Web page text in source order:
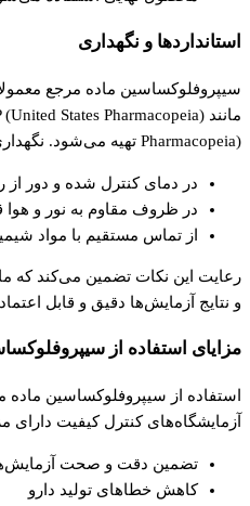
استانداردها و نگهداری
سیپروفلوکساسین ماده مرجع
Pharmacopeia) تهیه می‌شود. نگهداری صحیح آن بسیار مهم است:
در دمای کنترل‌ شده و دور
در ظروف مقاوم به نور و هوا
از تماس مستقیم با مواد
رعایت این نکات تضمین می‌کند که
و نتایج آزمایش‌ها دقیق و قابل
مزایای استفاده از
استفاده از سیپروفلوکساسین
آزمایشگاه‌های کنترل کیفیت دارای
تضمین دقت و صحت
کاهش خطاهای تولید دارو